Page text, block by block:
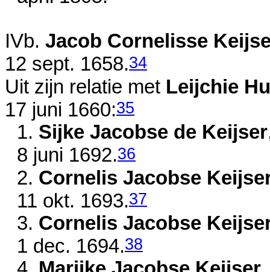
IVb. Jacob Cornelisse
12 sept. 1658.34
Uit zijn relatie met Leijchie
17 juni 1660:35
1. Sijke Jacobse de Keijser
8 juni 1692.36
2. Cornelis Jacobse
11 okt. 1693.37
3. Cornelis Jacobse
1 dec. 1694.38